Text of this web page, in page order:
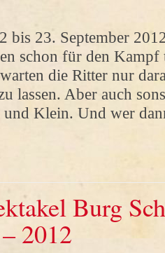
bis 23. September
schon für den Kampf
die Ritter nur
lassen. Aber auch
Klein. Und wer
Burg
2012